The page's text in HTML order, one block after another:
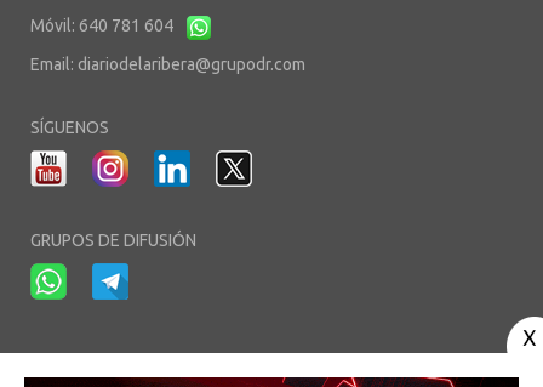
Móvil: 640 781 604
Email: diariodelaribera@grupodr.com
SÍGUENOS
GRUPOS DE DIFUSIÓN